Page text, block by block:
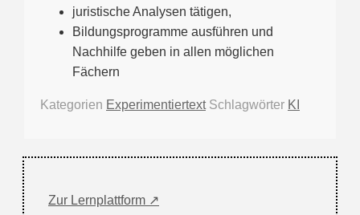
juristische Analysen tätigen,
Bildungsprogramme ausführen und
Nachhilfe geben in allen möglichen
Fächern
Kategorien Experimentiertext Schlagwörter KI
Zur Lernplattform ↗